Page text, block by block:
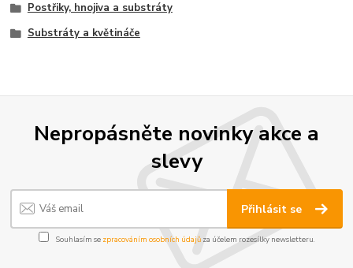
Postřiky, hnojiva a substráty
Substráty a květináče
Nepropásněte novinky akce a
slevy
Přihlásit se
Souhlasím se zpracováním osobních údajůza účelem rozesílky newsletteru.